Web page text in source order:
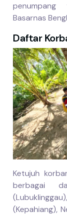
penumpang
Basarnas
Daftar
Ketujuh
berbagai
(Kepahiang),